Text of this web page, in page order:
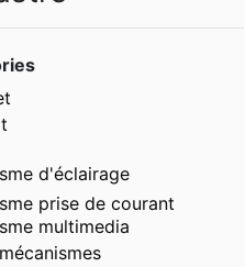
d'éclairage
prise de courant
multimedia